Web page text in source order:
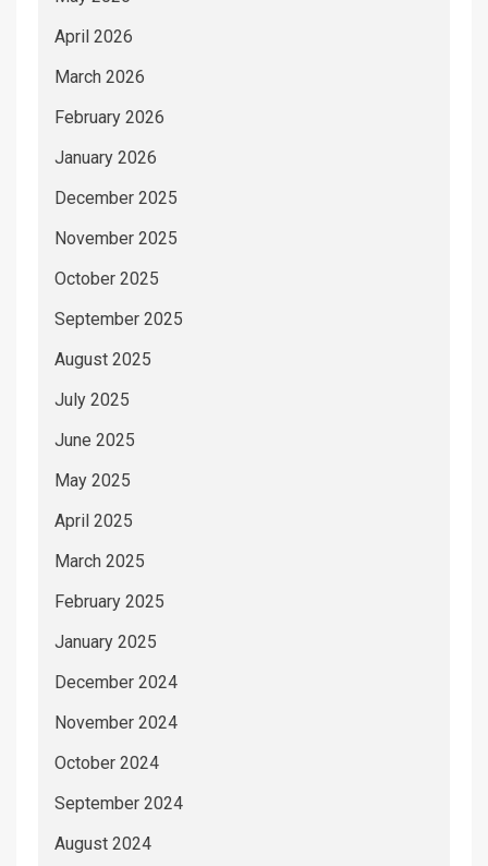
April 2026
March 2026
February 2026
January 2026
December 2025
November 2025
October 2025
September 2025
August 2025
July 2025
June 2025
May 2025
April 2025
March 2025
February 2025
January 2025
December 2024
November 2024
October 2024
September 2024
August 2024